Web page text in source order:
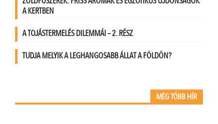
A KERTBEN
A TOJÁSTERMELÉS DILEMMÁI – 2. RÉSZ
TUDJA MELYIK A LEGHANGOSABB ÁLLAT A FÖLDÖN?
MÉG TÖBB HÍR